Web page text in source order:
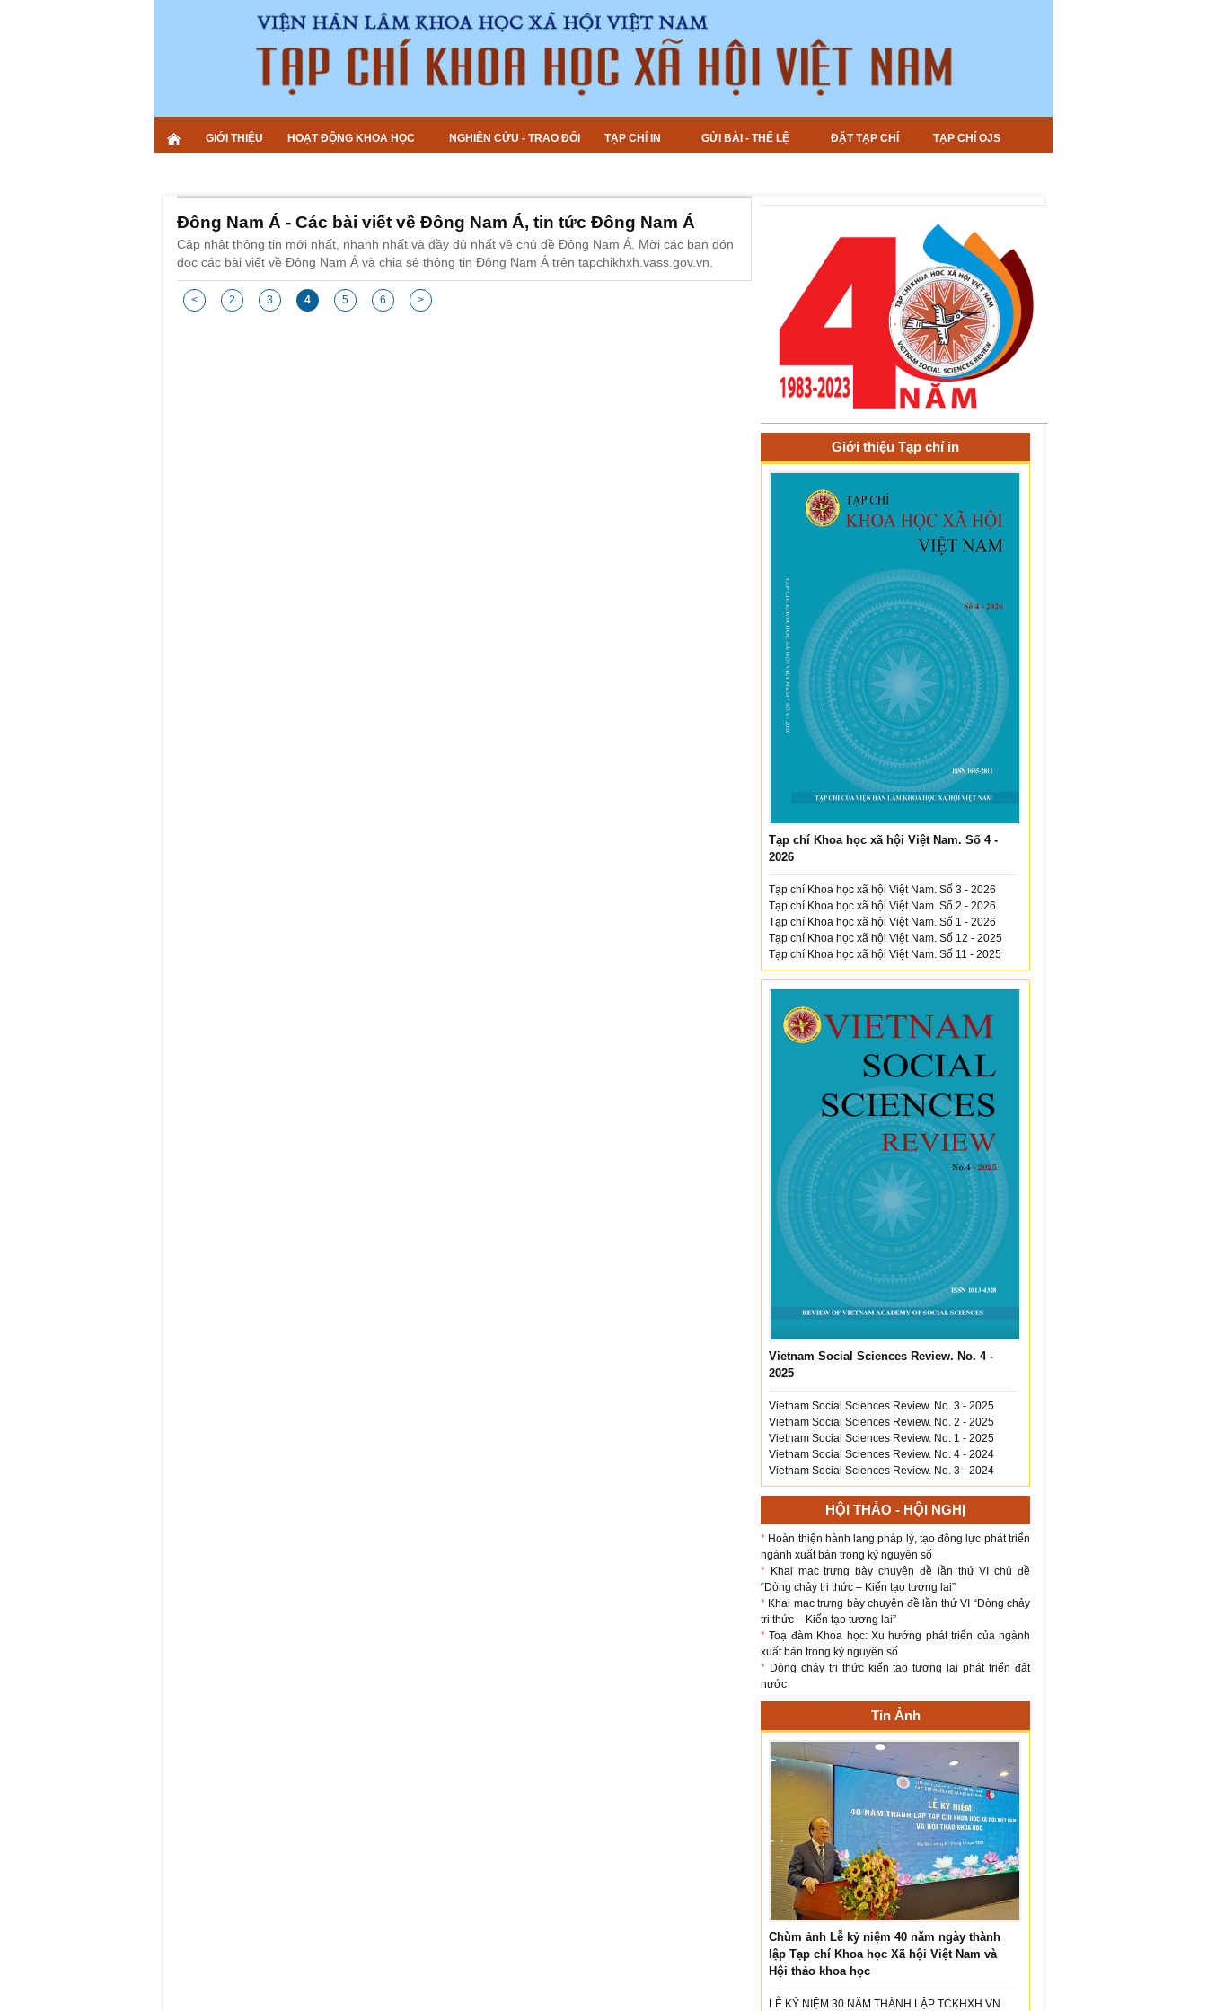
GIỚI THIỆU HOẠT ĐỘNG KHOA HỌC NGHIÊN CỨU - TRAO ĐỔI TẠP CHÍ IN GỬI BÀI - THỂ LỆ ĐẶT TẠP CHÍ TẠP CHÍ OJS
Đông Nam Á - Các bài viết về Đông Nam Á, tin tức Đông Nam Á
Cập nhật thông tin mới nhất, nhanh nhất và đầy đủ nhất về chủ đề Đông Nam Á. Mời các bạn đón
đọc các bài viết về Đông Nam Á và chia sẻ thông tin Đông Nam Á trên tapchikhxh.vass.gov.vn.
< 2 3 4 5 6 >
Giới thiệu Tạp chí in
Tạp chí Khoa học xã hội Việt Nam. Số 4 -
2026
Tạp chí Khoa học xã hội Việt Nam. Số 3 - 2026
Tạp chí Khoa học xã hội Việt Nam. Số 2 - 2026
Tạp chí Khoa học xã hội Việt Nam. Số 1 - 2026
Tạp chí Khoa học xã hội Việt Nam. Số 12 - 2025
Tạp chí Khoa học xã hội Việt Nam. Số 11 - 2025
Vietnam Social Sciences Review. No. 4 -
2025
Vietnam Social Sciences Review. No. 3 - 2025
Vietnam Social Sciences Review. No. 2 - 2025
Vietnam Social Sciences Review. No. 1 - 2025
Vietnam Social Sciences Review. No. 4 - 2024
Vietnam Social Sciences Review. No. 3 - 2024
HỘI THẢO - HỘI NGHỊ
* Hoàn thiện hành lang pháp lý, tạo động lực phát triển
ngành xuất bản trong kỷ nguyên số
* Khai mạc trưng bày chuyên đề lần thứ VI chủ đề
“Dòng chảy tri thức – Kiến tạo tương lai”
* Khai mạc trưng bày chuyên đề lần thứ VI “Dòng chảy
tri thức – Kiến tạo tương lai”
*Toạ đàm Khoa học: Xu hướng phát triển của ngành
xuất bản trong kỷ nguyên số
* Dòng chảy tri thức kiến tạo tương lai phát triển đất
nước
Tin Ảnh
Chùm ảnh Lễ kỷ niệm 40 năm ngày thành
lập Tạp chí Khoa học Xã hội Việt Nam và
Hội thảo khoa học
LỄ KỶ NIỆM 30 NĂM THÀNH LẬP TCKHXH VN